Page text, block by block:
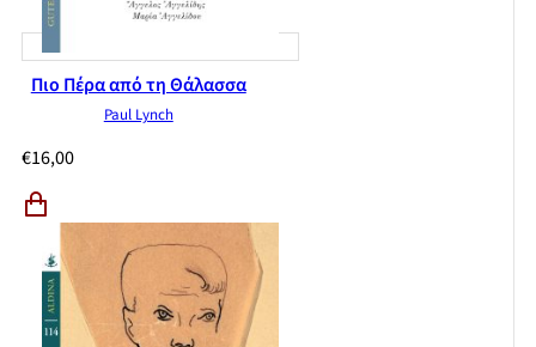
Πιο Πέρα από τη Θάλασσα
Paul Lynch
€16,00